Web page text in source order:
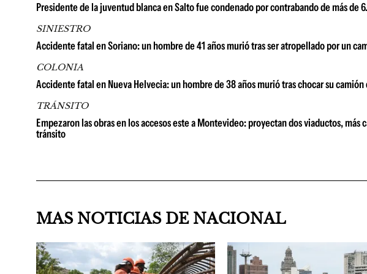
Presidente de la juventud blanca en Salto fue condenado por contrabando de más de
SINIESTRO
Accidente fatal en Soriano: un hombre de 41 años murió tras ser atropellado por un
COLONIA
Accidente fatal en Nueva Helvecia: un hombre de 38 años murió tras chocar su
TRÁNSITO
Empezaron las obras en los accesos este a Montevideo: proyectan dos viaductos, más
tránsito
MAS NOTICIAS DE NACIONAL